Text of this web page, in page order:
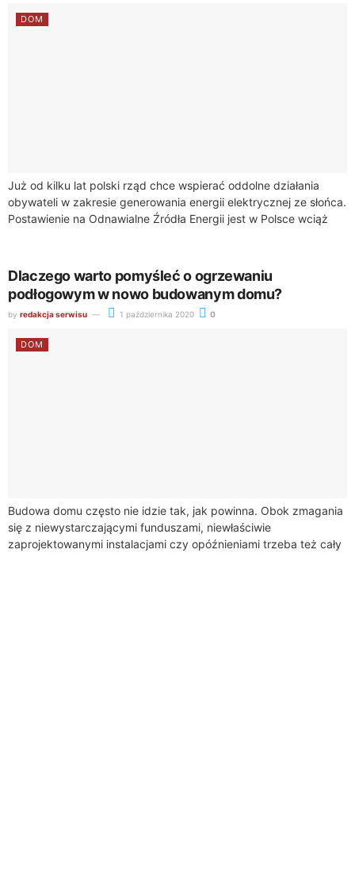
DOM
Już od kilku lat polski rząd chce wspierać oddolne działania
obywateli w zakresie generowania energii elektrycznej ze słońca.
Postawienie na Odnawialne Źródła Energii jest w Polsce wciąż
Dlaczego warto pomyśleć o ogrzewaniu
podłogowym w nowo budowanym domu?
by redakcja serwisu 1 października 2020 0
DOM
Budowa domu często nie idzie tak, jak powinna. Obok zmagania
się z niewystarczającymi funduszami, niewłaściwie
zaprojektowanymi instalacjami czy opóźnieniami trzeba też cały